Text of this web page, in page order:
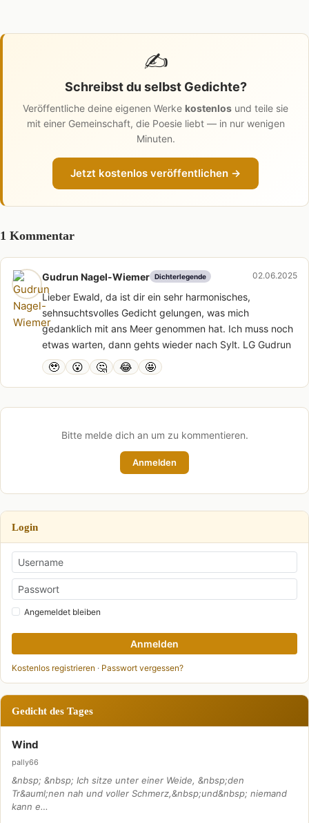
✍️
Schreibst du selbst Gedichte?
Veröffentliche deine eigenen Werke kostenlos und teile sie
mit einer Gemeinschaft, die Poesie liebt — in nur wenigen
Minuten.
Jetzt kostenlos veröffentlichen →
1 Kommentar
Gudrun Nagel-Wiemer Dichterlegende 02.06.2025
Lieber Ewald, da ist dir ein sehr harmonisches,
sehnsuchtsvolles Gedicht gelungen, was mich
gedanklich mit ans Meer genommen hat. Ich muss noch
etwas warten, dann gehts wieder nach Sylt. LG Gudrun
🥹 😮 🤔 😂 🤩
Bitte melde dich an um zu kommentieren.
Anmelden
Login
Angemeldet bleiben
Anmelden
Kostenlos registrieren · Passwort vergessen?
Gedicht des Tages
Wind
pally66
&nbsp; &nbsp; Ich sitze unter einer Weide, &nbsp;den
Tr&auml;nen nah und voller Schmerz,&nbsp;und&nbsp; niemand
kann e…